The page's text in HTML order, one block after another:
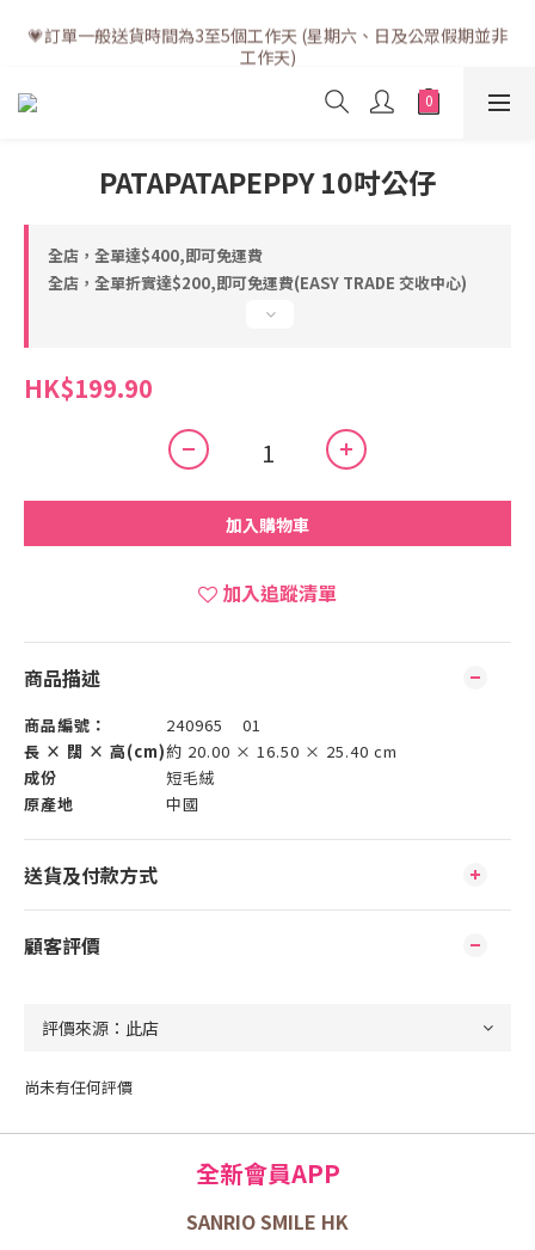
💗訂單一般送貨時間為3至5個工作天 (星期六、日及公眾假期並非
工作天)
💗訂單一般送貨時間為3至5個工作天 (星期六、日及公眾假期並非
工作天)
PATAPATAPEPPY 10吋公仔
全店，全單達$400,即可免運費
全店，全單折實達$200,即可免運費(EASY TRADE 交收中心)
HK$199.90
加入購物車
加入追蹤清單
商品描述
商品編號：
240965 01
長 × 闊 × 高(cm)約 20.00 × 16.50 × 25.40 cm
成份
短毛絨
原產地
中國
送貨及付款方式
顧客評價
尚未有任何評價
全新會員APP
SANRIO SMILE HK